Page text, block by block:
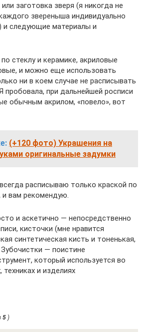
заготовка зверя (я никогда не
звереныша индивидуально
и следующие материалы и
стеклу и керамике, акриловые
и можно еще использовать
ни в коем случае не расписывать
пробовала, при дальнейшей росписи
обычным акрилом, «повело», вот
(+120 фото) Украшения на
оригинальные задумки
расписываю только краской по
и вам рекомендую.
и аскетично — непосредственно
кисточки (мне нравится
синтетическая кисть и тоненькая,
— поистине
который используется во
техниках и изделиях
5 )